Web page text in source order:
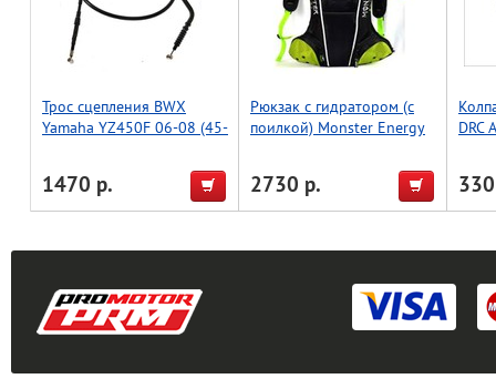
Трос сцепления BWX
Yamaha YZ450F 06-08 (45-
1470 р.
Рюкзак с гидратором (с
поилкой) Monster Energy
2730 р.
DRC